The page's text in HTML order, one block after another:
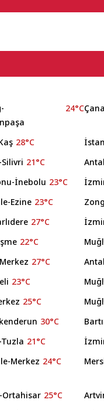
24°C
28°C
21°C
İnebolu 23°C
Ezine 23°C
27°C
22°C
27°C
23°C
25°C
30°C
21°C
Merkez 24°C
Ortahisar 25°C